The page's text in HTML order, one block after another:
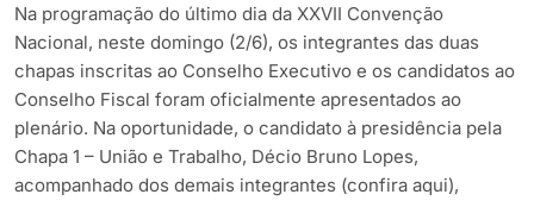
Na programação do último dia da XXVII Convenção
Nacional, neste domingo (2/6), os integrantes das duas
chapas inscritas ao Conselho Executivo e os candidatos ao
Conselho Fiscal foram oficialmente apresentados ao
plenário. Na oportunidade, o candidato à presidência pela
Chapa 1 – União e Trabalho, Décio Bruno Lopes,
acompanhado dos demais integrantes (confira aqui),